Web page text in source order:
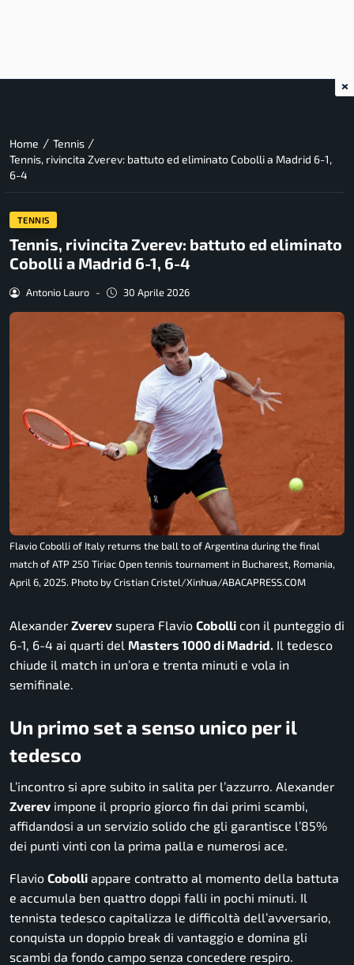
Home / Tennis /
Tennis, rivincita Zverev: battuto ed eliminato Cobolli a Madrid 6-1,
6-4
TENNIS
Tennis, rivincita Zverev: battuto ed eliminato
Cobolli a Madrid 6-1, 6-4
Antonio Lauro - 30 Aprile 2026
Flavio Cobolli of Italy returns the ball to of Argentina during the final
match of ATP 250 Tiriac Open tennis tournament in Bucharest, Romania,
April 6, 2025. Photo by Cristian Cristel/Xinhua/ABACAPRESS.COM
Alexander Zverev supera Flavio Cobolli con il punteggio di
6-1, 6-4 ai quarti del Masters 1000 di Madrid. Il tedesco
chiude il match in un’ora e trenta minuti e vola in
semifinale.
Un primo set a senso unico per il
tedesco
L’incontro si apre subito in salita per l’azzurro. Alexander
Zverev impone il proprio giorco fin dai primi scambi,
affidandosi a un servizio solido che gli garantisce l’85%
dei punti vinti con la prima palla e numerosi ace.
Flavio Cobolli appare contratto al momento della battuta
e accumula ben quattro doppi falli in pochi minuti. Il
tennista tedesco capitalizza le difficoltà dell’avversario,
conquista un doppio break di vantaggio e domina gli
scambi da fondo campo senza concedere respiro.
×